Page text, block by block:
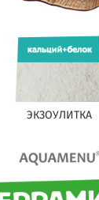
ЭКЗОУЛИТКА